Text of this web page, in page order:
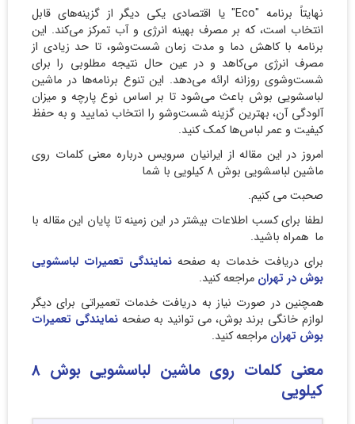
نهایتاً برنامه "Eco" یا اقتصادی یکی دیگر از گزینه‌های قابل
انتخاب است، که بر مصرف بهینه انرژی و آب تمرکز می‌کند. این
برنامه با کاهش دما و مدت زمان شست‌وشو، تا حد زیادی از
مصرف انرژی می‌کاهد و در عین حال نتیجه مطلوبی را برای
شست‌وشوی روزانه ارائه می‌دهد. این تنوع برنامه‌ها در ماشین
لباسشویی بوش باعث می‌شود تا بر اساس نوع پارچه و میزان
آلودگی آن، بهترین گزینه شست‌وشو را انتخاب نمایید و به حفظ
کیفیت و عمر لباس‌ها کمک کنید.
امروز در این مقاله از ایرانیان سرویس درباره معنی کلمات روی
ماشین لباسشویی بوش 8 کیلویی با شما
صحبت می کنیم.
لطفا برای کسب اطلاعات بیشتر در این زمینه تا پایان این مقاله با
ما همراه باشید.
برای دریافت خدمات به صفحهنمایندگی تعمیرات لباسشویی
بوش در تهران مراجعه کنید.
همچنین در صورت نیاز به دریافت خدمات تعمیراتی برای دیگر
لوازم خانگی برند بوش، می توانید به صفحهنمایندگی تعمیرات
بوش تهران مراجعه کنید.
معنی کلمات روی ماشین لباسشویی بوش 8
کیلویی